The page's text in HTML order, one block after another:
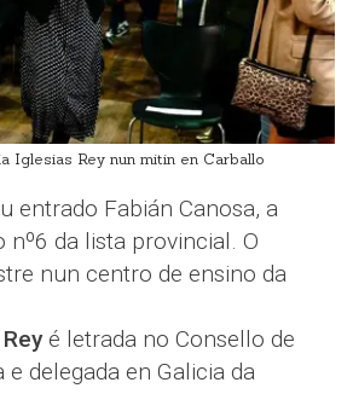
Iglesias Rey nun mitin en Carballo
entrado Fabián Canosa, a
nº6 da lista provincial. O
nun centro de ensino da
é letrada no Consello de
e delegada en Galicia da